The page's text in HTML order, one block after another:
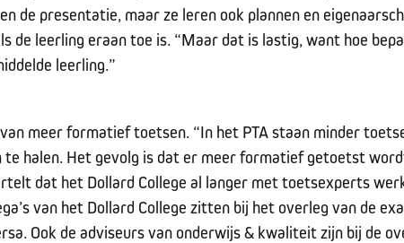
de presentatie, maar ze leren ook plannen en
de leerling eraan toe is. “Maar dat is lastig, want hoe
leerling.”
meer formatief toetsen. “In het PTA staan minder
te halen. Het gevolg is dat er meer formatief getoetst
dat het Dollard College al langer met toetsexperts
van het Dollard College zitten bij het overleg van de
Ook de adviseurs van onderwijs & kwaliteit zijn bij de